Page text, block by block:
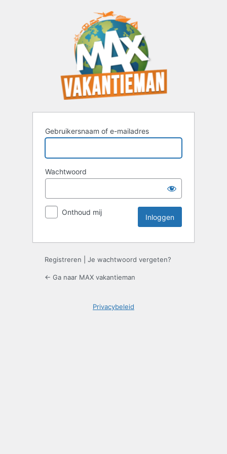
Gebruikersnaam of e-mailadres
Wachtwoord
Onthoud mij
Registreren Je wachtwoord vergeten?
← Ga naar MAX vakantieman
Privacybeleid